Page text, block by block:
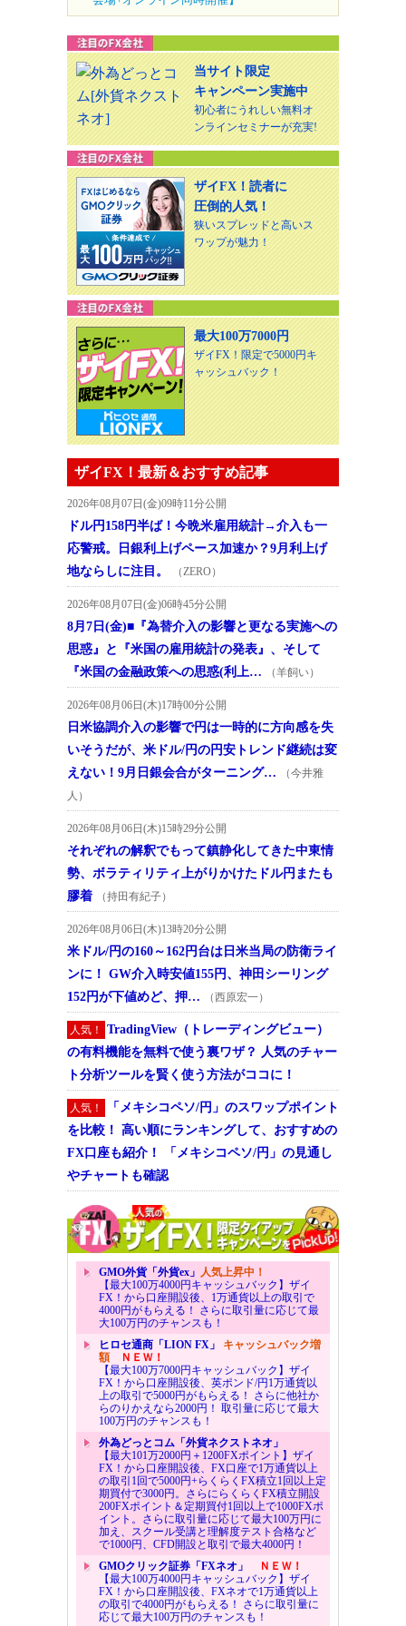
当サイト限定
キャンペーン実施中
初心者にうれしい無料オ
ンラインセミナーが充実!
ザイFX！読者に
圧倒的人気！
狭いスプレッドと高いス
ワップが魅力！
最大100万7000円
ザイFX！限定で5000円キ
ャッシュバック！
ザイFX！最新＆おすすめ記事
2026年08月07日(金)09時11分公開
ドル円158円半ば！今晩米雇用統計→介入も一
応警戒。日銀利上げペース加速か？9月利上げ
地ならしに注目。
（ZERO）
2026年08月07日(金)06時45分公開
8月7日(金)■『為替介入の影響と更なる実施への
思惑』と『米国の雇用統計の発表』、そして
『米国の金融政策への思惑(利上…
（羊飼い）
2026年08月06日(木)17時00分公開
日米協調介入の影響で円は一時的に方向感を失
いそうだが、米ドル/円の円安トレンド継続は変
えない！9月日銀会合がターニング…
（今井雅
人）
2026年08月06日(木)15時29分公開
それぞれの解釈でもって鎮静化してきた中東情
勢、ボラティリティ上がりかけたドル円またも
膠着
（持田有紀子）
2026年08月06日(木)13時20分公開
米ドル/円の160～162円台は日米当局の防衛ライ
ンに！ GW介入時安値155円、神田シーリング
152円が下値めど、押…
（西原宏一）
人気！
TradingView（トレーディングビュー）
の有料機能を無料で使う裏ワザ？ 人気のチャー
ト分析ツールを賢く使う方法がココに！
人気！
「メキシコペソ/円」のスワップポイント
を比較！ 高い順にランキングして、おすすめの
FX口座も紹介！ 「メキシコペソ/円」の見通し
やチャートも確認
GMO外貨「外貨ex」 人気上昇中！
【最大100万4000円キャッシュバック】ザイ
FX！から口座開設後、1万通貨以上の取引で
4000円がもらえる！ さらに取引量に応じて最
大100万円のチャンスも！
ヒロセ通商「LION FX」 キャッシュバック増
額ＮＥＷ！
【最大100万7000円キャッシュバック】ザイ
FX！から口座開設後、英ポンド/円1万通貨以
上の取引で5000円がもらえる！ さらに他社か
らのりかえなら2000円！ 取引量に応じて最大
100万円のチャンスも！
外為どっとコム「外貨ネクストネオ」
【最大101万2000円＋1200FXポイント】ザイ
FX！から口座開設後、FX口座で1万通貨以上
の取引1回で5000円+らくらくFX積立1回以上定
期買付で3000円。さらにらくらくFX積立開設
200FXポイント＆定期買付1回以上で1000FXポ
イント。さらに取引量に応じて最大100万円に
加え、スクール受講と理解度テスト合格など
で1000円、CFD開設と取引で最大4000円！
GMOクリック証券「FXネオ」
ＮＥＷ！
【最大100万4000円キャッシュバック】ザイ
FX！から口座開設後、FXネオで1万通貨以上
の取引で4000円がもらえる！ さらに取引量に
応じて最大100万円のチャンスも！